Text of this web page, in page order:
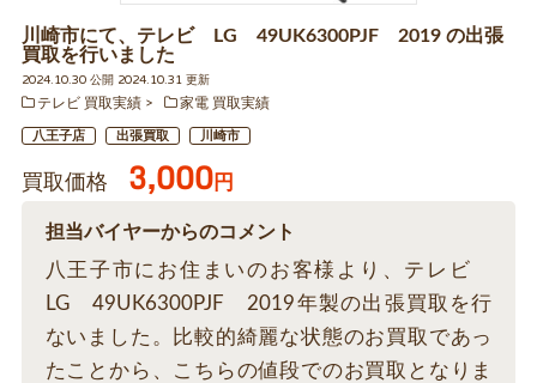
川崎市にて、テレビ LG 49UK6300PJF 2019 の出張
買取を行いました
2024.10.30 公開 2024.10.31 更新
テレビ 買取実績
家電 買取実績
八王子店 出張買取 川崎市
買取価格 3,000円
担当バイヤーからのコメント
八王子市にお住まいのお客様より、テレビ
LG 49UK6300PJF 2019年製の出張買取を行
ないました。比較的綺麗な状態のお買取であっ
たことから、こちらの値段でのお買取となりま